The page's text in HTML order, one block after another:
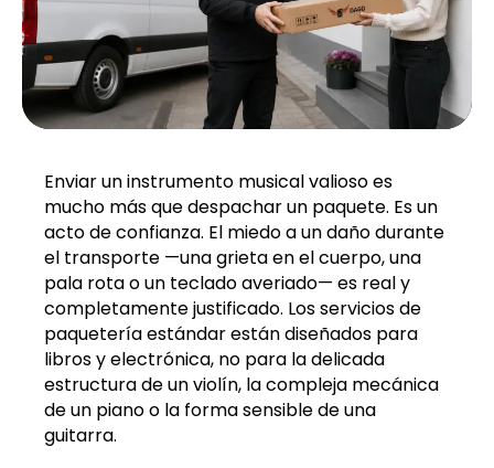
Enviar un instrumento musical valioso es
mucho más que despachar un paquete. Es un
acto de confianza. El miedo a un daño durante
el transporte —una grieta en el cuerpo, una
pala rota o un teclado averiado— es real y
completamente justificado. Los servicios de
paquetería estándar están diseñados para
libros y electrónica, no para la delicada
estructura de un violín, la compleja mecánica
de un piano o la forma sensible de una
guitarra.